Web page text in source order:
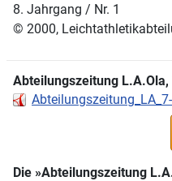
8. Jahrgang / Nr. 1
© 2000,
Abteilungszeitung
Die »Abteilungszeitung